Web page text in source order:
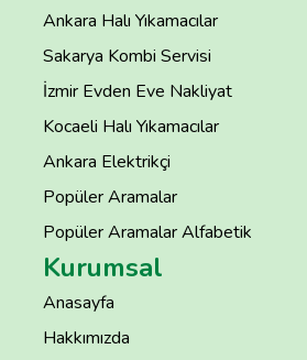
Ankara Halı Yıkamacılar
Sakarya Kombi Servisi
İzmir Evden Eve Nakliyat
Kocaeli Halı Yıkamacılar
Ankara Elektrikçi
Popüler Aramalar
Popüler Aramalar Alfabetik
Kurumsal
Anasayfa
Hakkımızda